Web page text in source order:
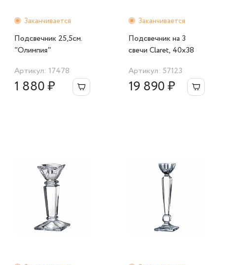
Заканчивается
Подсвечник 25,5cм.
"Олимпия"
Артикул: 17478
1 880 ₽
Заканчивается
Подсвечник на 3
свечи Claret, 40x38
Артикул: 57123
19 890 ₽